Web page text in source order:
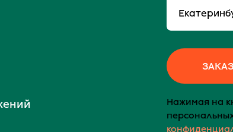
Нажимая на